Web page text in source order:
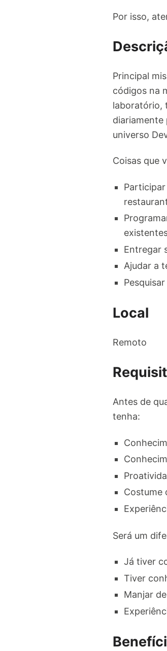
Por isso,
Principal
códigos na
laboratório,
diariamente
universo
Coisas que
Entregar
Ajudar a
Local
Remoto
Antes de
tenha:
Costume
Será um
Já tiver
Tiver
Manjar